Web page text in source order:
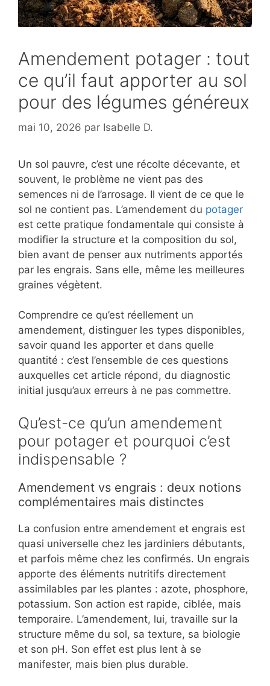
Amendement potager : tout
ce qu’il faut apporter au sol
pour des légumes généreux
mai 10, 2026 par Isabelle D.
Un sol pauvre, c’est une récolte décevante, et
souvent, le problème ne vient pas des
semences ni de l’arrosage. Il vient de ce que le
sol ne contient pas. L’amendement du potager
est cette pratique fondamentale qui consiste à
modifier la structure et la composition du sol,
bien avant de penser aux nutriments apportés
par les engrais. Sans elle, même les meilleures
graines végètent.
Comprendre ce qu’est réellement un
amendement, distinguer les types disponibles,
savoir quand les apporter et dans quelle
quantité : c’est l’ensemble de ces questions
auxquelles cet article répond, du diagnostic
initial jusqu’aux erreurs à ne pas commettre.
Qu’est-ce qu’un amendement
pour potager et pourquoi c’est
indispensable ?
Amendement vs engrais : deux notions
complémentaires mais distinctes
La confusion entre amendement et engrais est
quasi universelle chez les jardiniers débutants,
et parfois même chez les confirmés. Un engrais
apporte des éléments nutritifs directement
assimilables par les plantes : azote, phosphore,
potassium. Son action est rapide, ciblée, mais
temporaire. L’amendement, lui, travaille sur la
structure même du sol, sa texture, sa biologie
et son pH. Son effet est plus lent à se
manifester, mais bien plus durable.